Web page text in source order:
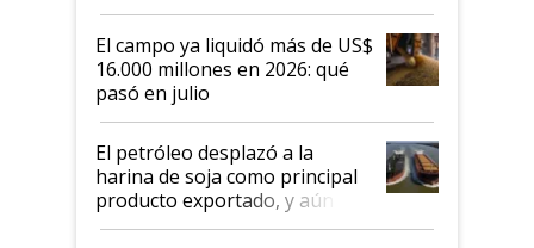
El campo ya liquidó más de US$
16.000 millones en 2026: qué
pasó en julio
El petróleo desplazó a la
harina de soja como principal
producto exportado, y aún así
el agro aportó casi seis de cada